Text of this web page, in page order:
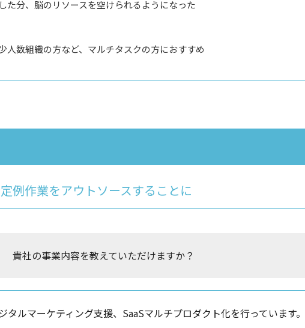
た分、脳のリソースを空けられるようになった
人数組織の方など、マルチタスクの方におすすめ
例作業をアウトソースすることに
貴社の事業内容を教えていただけますか？
タルマーケティング支援、SaaSマルチプロダクト化を行っています。